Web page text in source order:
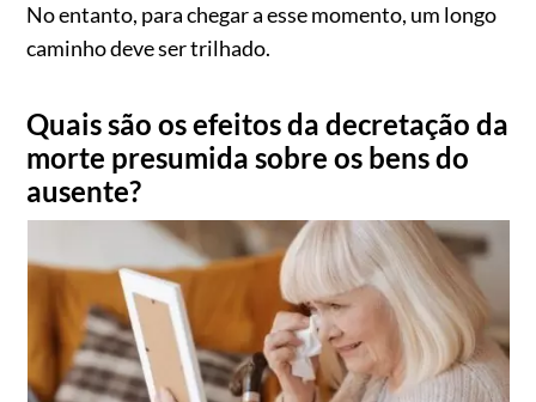
No entanto, para chegar a esse momento, um longo
caminho deve ser trilhado.
Quais são os efeitos da decretação da
morte presumida sobre os bens do
ausente?